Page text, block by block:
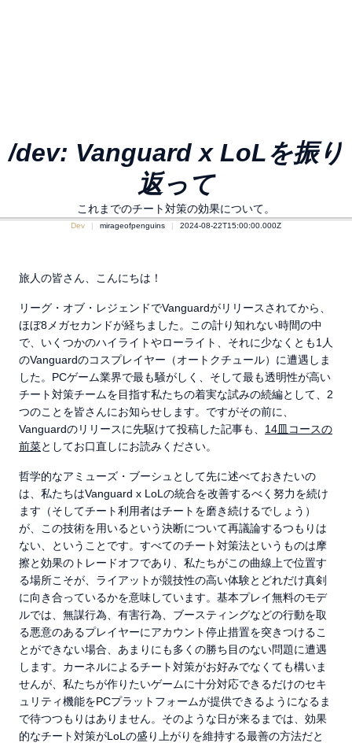
/dev: Vanguard x LoLを振り
返って
これまでのチート対策の効果について。
Dev mirageofpenguins 2024-08-22T15:00:00.000Z
旅人の皆さん、こんにちは！
リーグ・オブ・レジェンドでVanguardがリリースされてから、
ほぼ8メガセカンドが経ちました。この計り知れない時間の中
で、いくつかのハイライトやローライト、それに少なくとも1人
のVanguardのコスプレイヤー（オートクチュール）に遭遇しま
した。PCゲーム業界で最も騒がしく、そして最も透明性が高い
チート対策チームを目指す私たちの着実な試みの続編として、2
つのことを皆さんにお知らせします。ですがその前に、
Vanguardのリリースに先駆けて投稿した記事も、 14皿コースの
前菜としてお口直しにお読みください。
哲学的なアミューズ・ブーシュとして先に述べておきたいの
は、私たちはVanguard x LoLの統合を改善するべく努力を続け
ます（そしてチート利用者はチートを磨き続けるでしょう）
が、この技術を用いるという決断について再議論するつもりは
ない、ということです。すべてのチート対策法というものは摩
擦と効果のトレードオフであり、私たちがこの曲線上で位置す
る場所こそが、ライアットが競技性の高い体験とどれだけ真剣
に向き合っているかを意味しています。基本プレイ無料のモデ
ルでは、無謀行為、有害行為、ブースティングなどの行動を取
る悪意のあるプレイヤーにアカウント停止措置を突きつけるこ
とができない場合、あまりにも多くの勝ち目のない問題に遭遇
します。カーネルによるチート対策がお好みでなくても構いま
せんが、私たちが作りたいゲームに十分対応できるだけのセキ
ュリティ機能をPCプラットフォームが提供できるようになるま
で待つつもりはありません。そのような日が来るまでは、効果
的なチート対策がLoLの盛り上がりを維持する最善の方法だと